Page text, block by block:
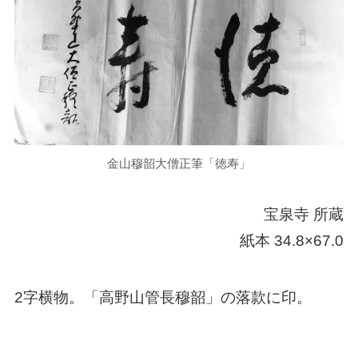
金山穆韶大僧正筆「徳寿」
宝泉寺 所蔵
紙本 34.8×67.0
2字横物。「高野山管長穆韶」の落款に印。